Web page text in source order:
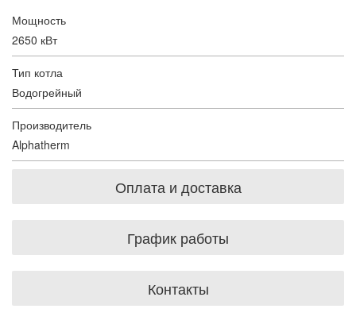
Мощность
2650 кВт
Тип котла
Водогрейный
Производитель
Alphatherm
Оплата и доставка
График работы
Контакты